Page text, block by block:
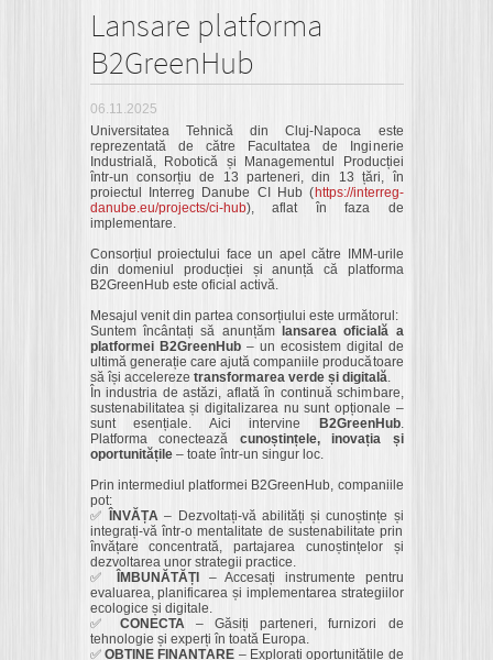
Lansare platforma
B2GreenHub
06.11.2025
Universitatea Tehnică din Cluj-Napoca este
reprezentată de către Facultatea de Inginerie
Industrială, Robotică și Managementul Producției
într-un consorțiu de 13 parteneri, din 13 țări, în
proiectul Interreg Danube CI Hub ( https://interreg-
danube.eu/projects/ci-hub), aflat în faza de
implementare.
Consorțiul proiectului face un apel către IMM-urile
din domeniul producției și anunță că platforma
B2GreenHub este oficial activă.
Mesajul venit din partea consorțiului este următorul:
Suntem încântați să anunțăm
lansarea oficială a
platformei B2GreenHub – un ecosistem digital de
ultimă generație care ajută companiile producătoare
să își accelereze transformarea verde și digitală.
În industria de astăzi, aflată în continuă schimbare,
sustenabilitatea și digitalizarea nu sunt opționale –
sunt esențiale. Aici intervine
B2GreenHub.
Platforma conectează cunoștințele, inovația și
oportunitățile – toate într-un singur loc.
Prin intermediul platformei B2GreenHub, companiile
pot:
✅
ÎNVĂȚA– Dezvoltați-vă abilități și cunoștințe și
integrați-vă într-o mentalitate de sustenabilitate prin
învățare concentrată, partajarea cunoștințelor și
dezvoltarea unor strategii practice.
✅
ÎMBUNĂTĂȚI – Accesați instrumente pentru
evaluarea, planificarea și implementarea strategiilor
ecologice și digitale.
✅ CONECTA – Găsiți parteneri, furnizori de
tehnologie și experți în toată Europa.
✅OBȚINE FINANȚARE – Explorați oportunitățile de